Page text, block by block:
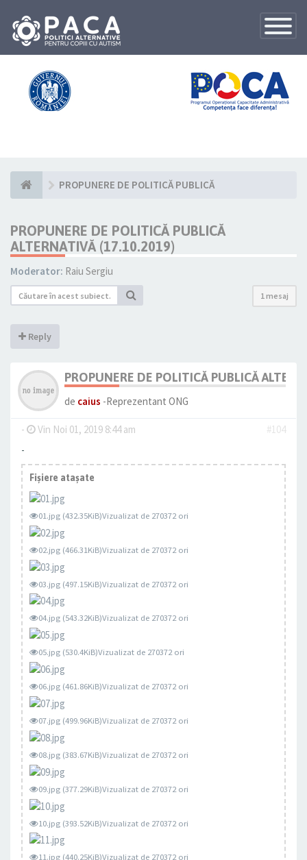
Toggle
PROPUNERE DE POLITICĂ PUBLICĂ
PROPUNERE DE POLITICĂ PUBLICĂ
ALTERNATIVĂ (17.10.2019)
Moderator: Raiu Sergiu
1 mesaj
Reply
PROPUNERE DE POLITICĂ PUBLICĂ
de caius -Reprezentant ONG
- Vin Noi 01, 2019 8:44 am
#104
-
Fişiere ataşate
01.jpg (432.35KiB)Vizualizat de 270372 ori
02.jpg (466.31KiB)Vizualizat de 270372 ori
03.jpg (497.15KiB)Vizualizat de 270372 ori
04.jpg (543.32KiB)Vizualizat de 270372 ori
05.jpg (530.4KiB)Vizualizat de 270372 ori
06.jpg (461.86KiB)Vizualizat de 270372 ori
07.jpg (499.96KiB)Vizualizat de 270372 ori
08.jpg (383.67KiB)Vizualizat de 270372 ori
09.jpg (377.29KiB)Vizualizat de 270372 ori
10.jpg (393.52KiB)Vizualizat de 270372 ori
11.jpg (440.25KiB)Vizualizat de 270372 ori